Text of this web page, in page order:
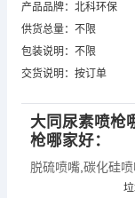
产品品牌：北科环保
供货总量：不限
包装说明：不限
交货说明：按订单
大同尿素喷枪
枪哪家好：
脱硫喷嘴 碳化硅
垃圾焚烧喷枪-